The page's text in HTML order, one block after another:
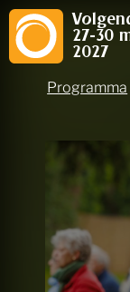
27-30
2027
Programma